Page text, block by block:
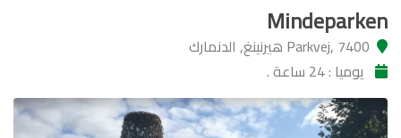
Mindeparken
Parkvej, 7400 هيرنينغ, الدنمارك
يوميا : 24 ساعة .